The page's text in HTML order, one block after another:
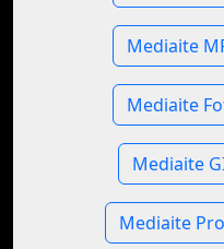
Mediaite
Mediaite
Mediaite
Mediaite